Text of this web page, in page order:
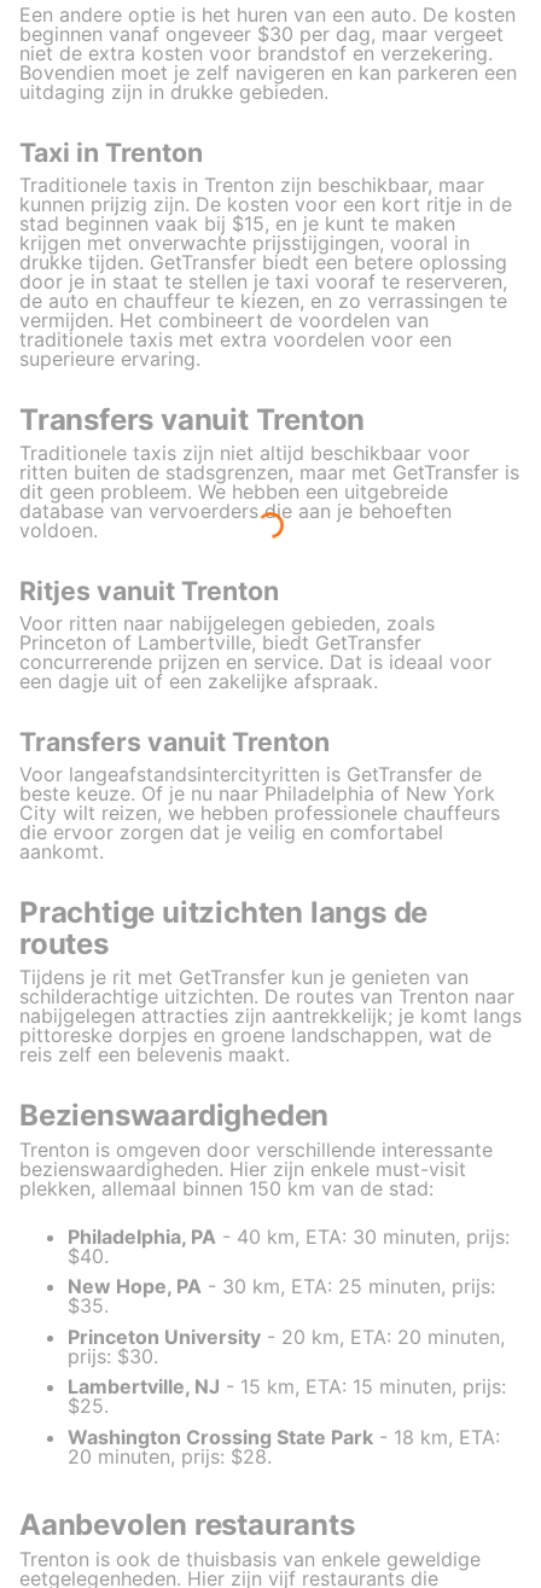
Een andere optie is het huren van een auto. De kosten
beginnen vanaf ongeveer $30 per dag, maar vergeet
niet de extra kosten voor brandstof en verzekering.
Bovendien moet je zelf navigeren en kan parkeren een
uitdaging zijn in drukke gebieden.
Taxi in Trenton
Traditionele taxis in Trenton zijn beschikbaar, maar
kunnen prijzig zijn. De kosten voor een kort ritje in de
stad beginnen vaak bij $15, en je kunt te maken
krijgen met onverwachte prijsstijgingen, vooral in
drukke tijden. GetTransfer biedt een betere oplossing
door je in staat te stellen je taxi vooraf te reserveren,
de auto en chauffeur te kiezen, en zo verrassingen te
vermijden. Het combineert de voordelen van
traditionele taxis met extra voordelen voor een
superieure ervaring.
Transfers vanuit Trenton
Traditionele taxis zijn niet altijd beschikbaar voor
ritten buiten de stadsgrenzen, maar met GetTransfer is
dit geen probleem. We hebben een uitgebreide
database van vervoerders die aan je behoeften
voldoen.
Ritjes vanuit Trenton
Voor ritten naar nabijgelegen gebieden, zoals
Princeton of Lambertville, biedt GetTransfer
concurrerende prijzen en service. Dat is ideaal voor
een dagje uit of een zakelijke afspraak.
Transfers vanuit Trenton
Voor langeafstandsintercityritten is GetTransfer de
beste keuze. Of je nu naar Philadelphia of New York
City wilt reizen, we hebben professionele chauffeurs
die ervoor zorgen dat je veilig en comfortabel
aankomt.
Prachtige uitzichten langs de
routes
Tijdens je rit met GetTransfer kun je genieten van
schilderachtige uitzichten. De routes van Trenton naar
nabijgelegen attracties zijn aantrekkelijk; je komt langs
pittoreske dorpjes en groene landschappen, wat de
reis zelf een belevenis maakt.
Bezienswaardigheden
Trenton is omgeven door verschillende interessante
bezienswaardigheden. Hier zijn enkele must-visit
plekken, allemaal binnen 150 km van de stad:
Philadelphia, PA - 40 km, ETA: 30 minuten, prijs:
$40.
New Hope, PA - 30 km, ETA: 25 minuten, prijs:
$35.
Princeton University - 20 km, ETA: 20 minuten,
prijs: $30.
Lambertville, NJ - 15 km, ETA: 15 minuten, prijs:
$25.
Washington Crossing State Park - 18 km, ETA:
20 minuten, prijs: $28.
Aanbevolen restaurants
Trenton is ook de thuisbasis van enkele geweldige
eetgelegenheden. Hier zijn vijf restaurants die